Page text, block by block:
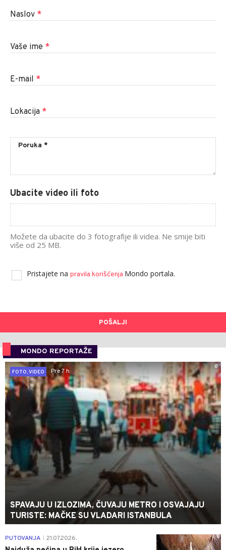
Naslov *
Vaše ime *
E-mail *
Lokacija *
Ubacite video ili foto
Možete da ubacite do 3 fotografije ili videa. Ne smije biti
više od 25 MB.
Pristajete na pravila korišćenja Mondo portala.
POŠALJI
MONDO REPORTAŽE
0
FOTO, VIDEO
Pre 7 h
SPAVAJU U IZLOZIMA, ČUVAJU METRO I OSVAJAJU
TURISTE: MAČKE SU VLADARI ISTANBULA
0
PUTOVANJA 21.07.2026.